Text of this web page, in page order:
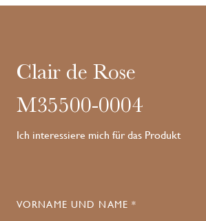
Clair de Rose
M35500-0004
Ich interessiere mich für das Produkt
VORNAME UND NAME *